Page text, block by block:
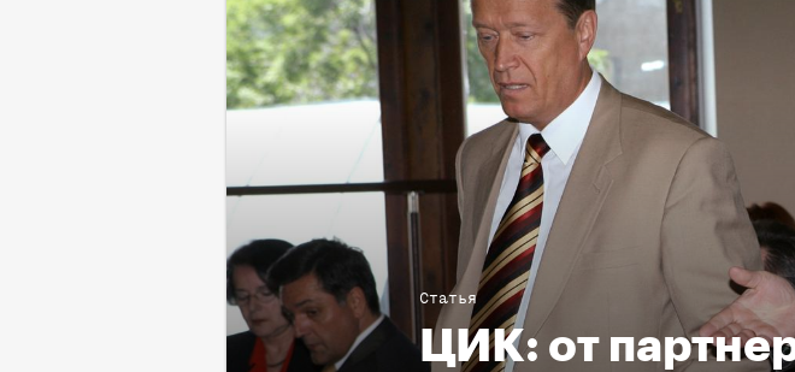
Статья
ЦИК: от